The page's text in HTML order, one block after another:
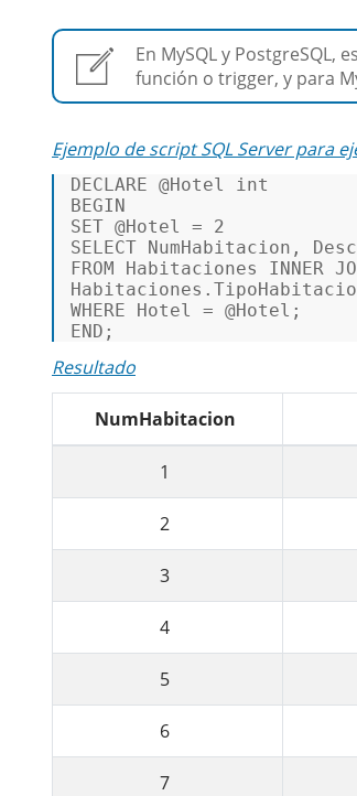
En MySQL y
función o trigger, y para
Ejemplo de script SQL Server para
DECLARE @Hotel
int
BEGIN
SET @Hotel =
2
SELECT
FROM Habitaciones INNER
WHERE Hotel = @Hotel
END ;
Resultado
NumHabitacion
1
2
3
4
5
6
7